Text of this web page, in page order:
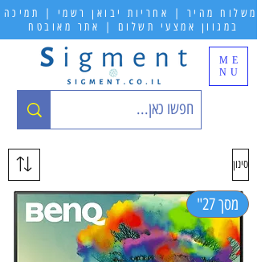
ME
NU
משלוח מהיר | אחריות יבואן רשמי | תמיכה
במגוון אמצעי תשלום | אתר מאובטח
סינון
מסך 27"